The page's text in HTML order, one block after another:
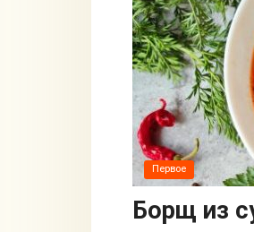
Первое
Борщ из